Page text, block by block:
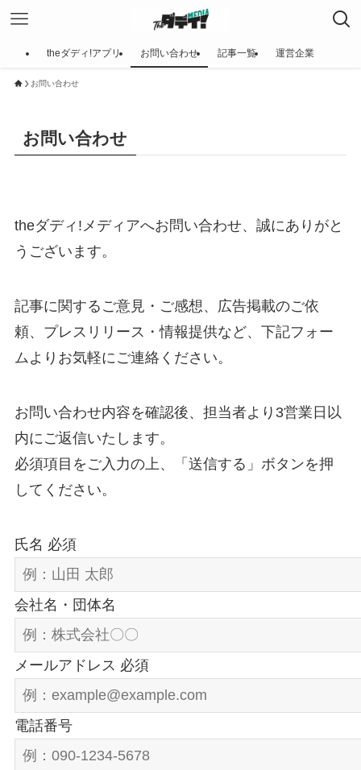
theダディ!アプリ お問い合わせ 記事一覧 運営企業
お問い合わせ
お問い合わせ
theダディ!メディアへお問い合わせ、誠にありがと
うございます。
記事に関するご意見・ご感想、広告掲載のご依
頼、プレスリリース・情報提供など、下記フォー
ムよりお気軽にご連絡ください。
お問い合わせ内容を確認後、担当者より3営業日以
内にご返信いたします。
必須項目をご入力の上、「送信する」ボタンを押
してください。
氏名 必須
会社名・団体名
メールアドレス 必須
電話番号